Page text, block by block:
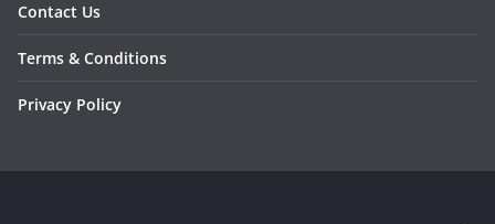
Contact Us
Terms & Conditions
Privacy Policy